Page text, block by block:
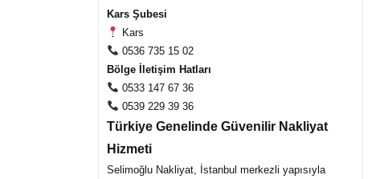
Kars Şubesi
Kars
0536 735 15 02
Bölge İletişim Hatları
0533 147 67 36
0539 229 39 36
Türkiye Genelinde Güvenilir Nakliyat
Hizmeti
Selimoğlu Nakliyat, İstanbul merkezli yapısıyla